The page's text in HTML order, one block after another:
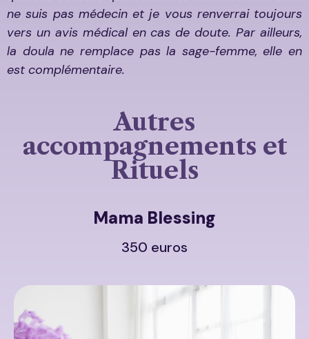
ne suis pas médecin et je vous renverrai toujours
vers un avis médical en cas de doute. Par ailleurs,
la doula ne remplace pas la sage-femme, elle en
est complémentaire.
Autres
accompagnements et
Rituels
Mama Blessing
350 euros